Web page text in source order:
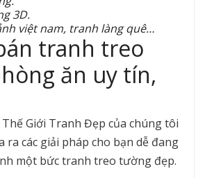
3D.
việt nam, tranh làng quê…
tranh treo
ăn uy tín,
Giới Tranh Đẹp của chúng tôi
ra các giải pháp cho bạn dễ đang
một bức tranh treo tường đẹp.